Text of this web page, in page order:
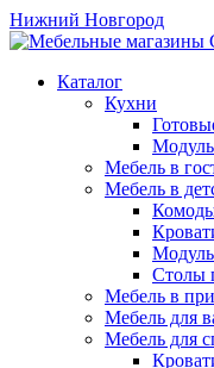
Нижний Новгород
Каталог
Кухни
Мебель в
Мебель в
Столы
Мебель в
Мебель для
Мебель для